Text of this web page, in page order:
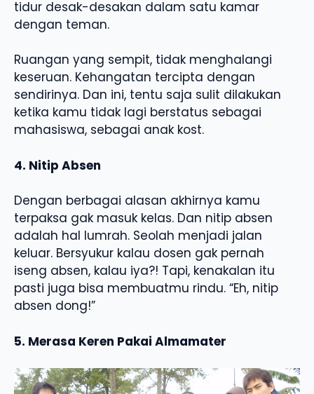
tidur desak-desakan dalam satu kamar
dengan teman.
Ruangan yang sempit, tidak menghalangi
keseruan. Kehangatan tercipta dengan
sendirinya. Dan ini, tentu saja sulit dilakukan
ketika kamu tidak lagi berstatus sebagai
mahasiswa, sebagai anak kost.
4. Nitip Absen
Dengan berbagai alasan akhirnya kamu
terpaksa gak masuk kelas. Dan nitip absen
adalah hal lumrah. Seolah menjadi jalan
keluar. Bersyukur kalau dosen gak pernah
iseng absen, kalau iya?! Tapi, kenakalan itu
pasti juga bisa membuatmu rindu. “Eh, nitip
absen dong!”
5. Merasa Keren Pakai Almamater